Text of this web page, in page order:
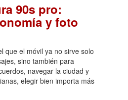
90s pro:
y foto
que el móvil ya no sirve solo
sino también para
navegar la ciudad y
elegir bien importa más